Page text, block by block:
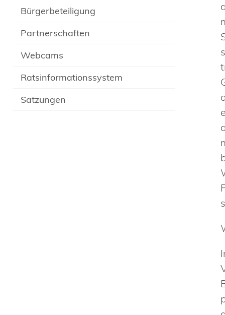
Bürgerbeteiligung
Partnerschaften
Webcams
Ratsinformationssystem
Satzungen